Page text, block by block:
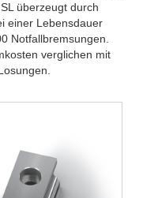
überzeugt durch
einer Lebensdauer
Notfallbremsungen.
verglichen mit